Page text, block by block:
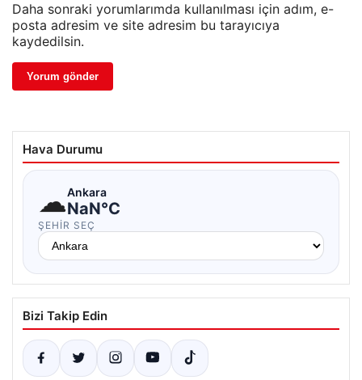
Daha sonraki yorumlarımda kullanılması için adım, e-
posta adresim ve site adresim bu tarayıcıya
kaydedilsin.
Hava Durumu
☁Ankara
NaN°C
ŞEHIR SEÇ
Bizi Takip Edin